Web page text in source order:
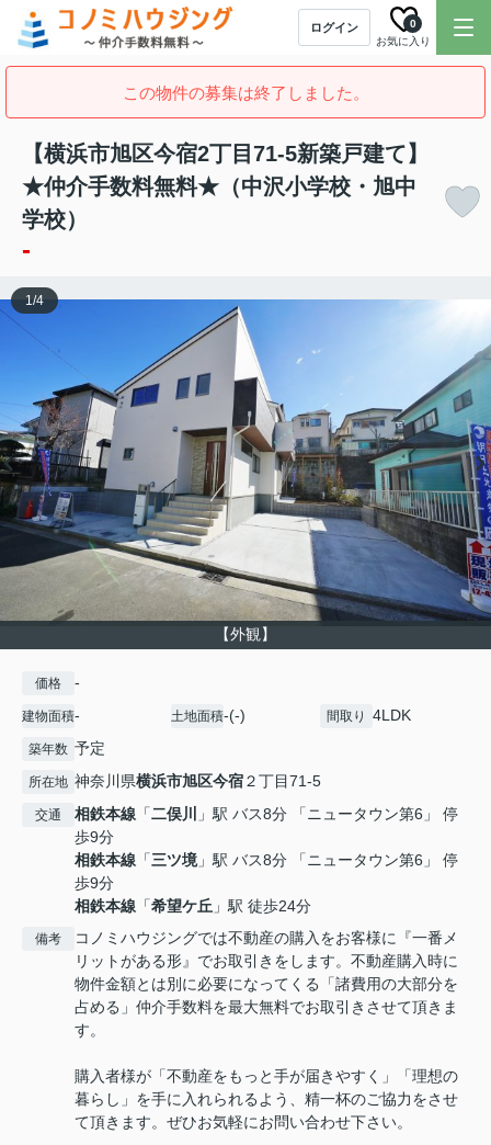
ログイン
お気に入り
0
この物件の募集は終了しました。
【横浜市旭区今宿2丁目71-5新築戸建て】
★仲介手数料無料★（中沢小学校・旭中
学校）
-
【外観】
1/4
価格 -
建物面積- 土地面積-(-) 間取り 4LDK
築年数 予定
所在地 神奈川県横浜市旭区今宿２丁目71-5
交通 相鉄本線 「二俣川
」駅 バス8分 「ニュータウン第6」 停
歩9分
相鉄本線 「三ツ境」駅 バス8分 「ニュータウン第6」 停
歩9分
相鉄本線 「希望ケ丘 」駅 徒歩24分
備考
コノミハウジングでは不動産の購入をお客様に『一番メ
リットがある形』でお取引きをします。不動産購入時に
物件金額とは別に必要になってくる「諸費用の大部分を
占める」仲介手数料を最大無料でお取引きさせて頂きま
す。
購入者様が「不動産をもっと手が届きやすく」「理想の
暮らし」を手に入れられるよう、精一杯のご協力をさせ
て頂きます。ぜひお気軽にお問い合わせ下さい。